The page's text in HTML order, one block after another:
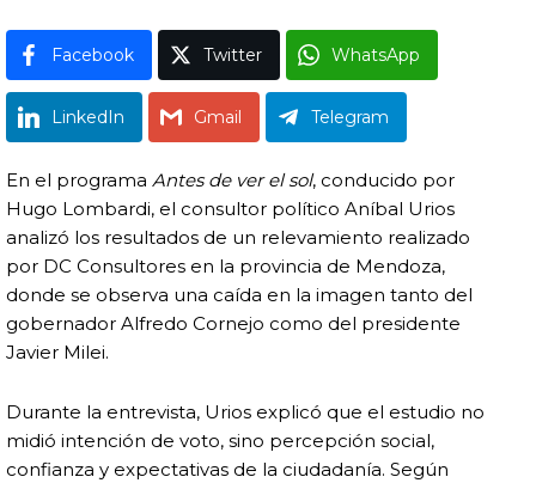
Facebook Twitter WhatsApp
LinkedIn Gmail Telegram
En el programa Antes de ver el sol, conducido por
Hugo Lombardi, el consultor político Aníbal Urios
analizó los resultados de un relevamiento realizado
por DC Consultores en la provincia de Mendoza,
donde se observa una caída en la imagen tanto del
gobernador Alfredo Cornejo como del presidente
Javier Milei.
Durante la entrevista, Urios explicó que el estudio no
midió intención de voto, sino percepción social,
confianza y expectativas de la ciudadanía. Según